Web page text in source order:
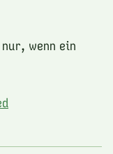
wenn ein